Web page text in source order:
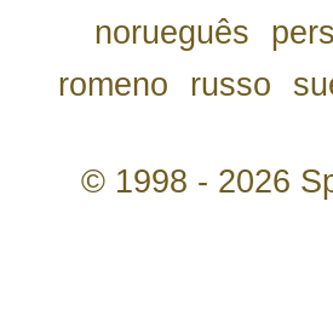
norueguês
romeno
russo
© 1998 - 2026